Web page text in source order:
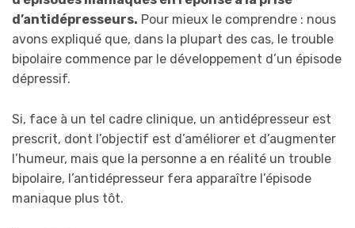
d’antidépresseurs. Pour mieux le comprendre : nous
avons expliqué que, dans la plupart des cas, le trouble
bipolaire commence par le développement d’un épisode
dépressif.
Si, face à un tel cadre clinique, un antidépresseur est
prescrit, dont l’objectif est d’améliorer et d’augmenter
l’humeur, mais que la personne a en réalité un trouble
bipolaire, l’antidépresseur fera apparaître l’épisode
maniaque plus tôt.